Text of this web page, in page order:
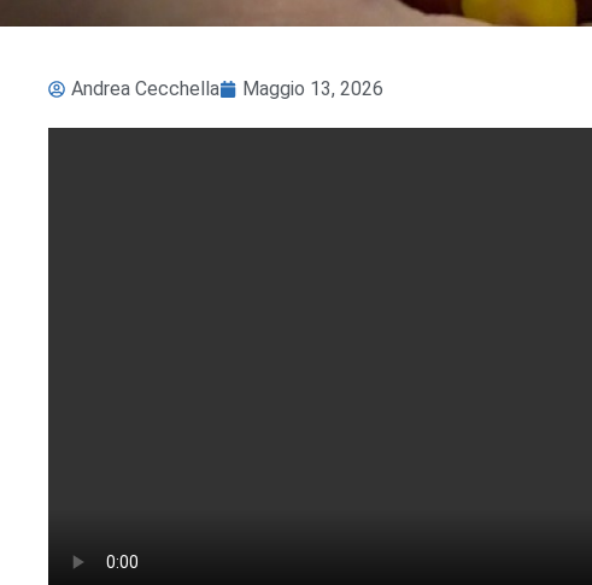
Andrea Cecchella Maggio 13, 2026